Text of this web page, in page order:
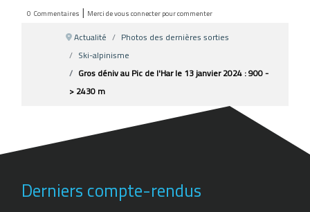
0 Commentaires | Merci de vous connecter pour commenter
Actualité
Photos des dernières sorties
Ski-alpinisme
Gros déniv au Pic de l'Har le 13 janvier 2024 : 900 -
> 2430 m
Derniers compte-rendus